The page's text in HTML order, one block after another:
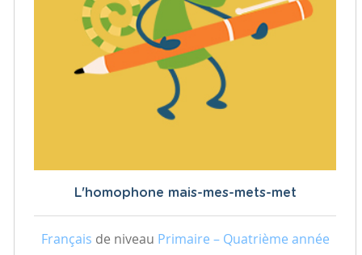
L'homophone mais-mes-mets-met
Français de niveau Primaire – Quatrième année